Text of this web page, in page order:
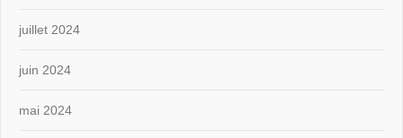
juillet 2024
juin 2024
mai 2024